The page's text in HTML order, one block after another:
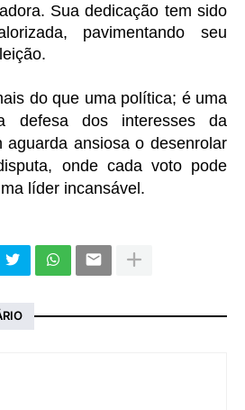
Sua dedicação tem sido
pavimentando seu
do que uma política; é uma
defesa dos interesses da
aguarda ansiosa o desenrolar
onde cada voto pode
líder incansável.